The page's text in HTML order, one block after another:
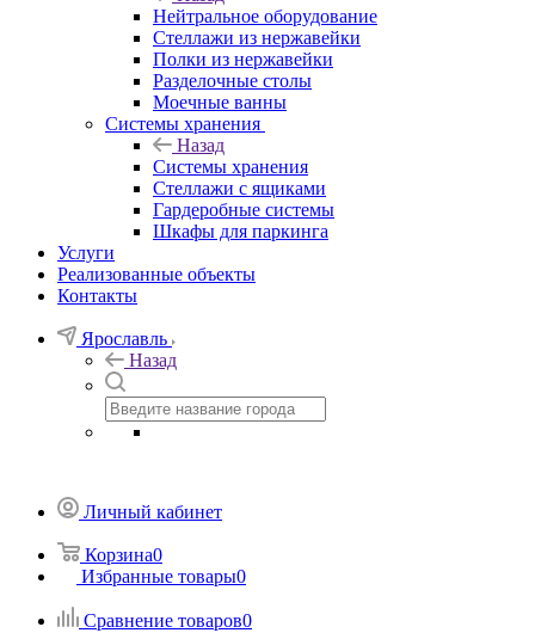
Нейтральное оборудование
Стеллажи из нержавейки
Полки из нержавейки
Разделочные столы
Моечные ванны
Системы хранения
Назад
Системы хранения
Стеллажи с ящиками
Гардеробные системы
Шкафы для паркинга
Услуги
Реализованные объекты
Контакты
Ярославль
Назад
Личный кабинет
Корзина0
Избранные товары0
Сравнение товаров0